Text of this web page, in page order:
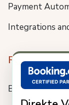
Payment
Integrations
Resources
Blog